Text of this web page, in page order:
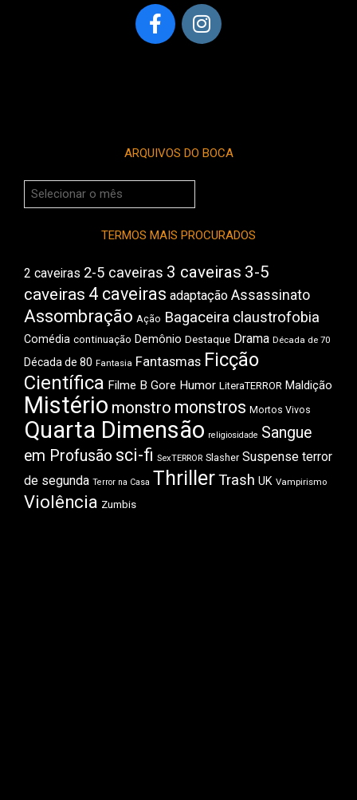
ARQUIVOS DO BOCA
Arquivos
do
TERMOS MAIS PROCURADOS
2 caveiras 2-5 caveiras 3 caveiras 3-5
caveiras 4 caveiras adaptação Assassinato
Assombração Ação Bagaceira claustrofobia
Comédia continuação Demônio Destaque Drama Década de 70
Década de 80 Fantasia Fantasmas Ficção
Científica Filme B Gore Humor LiteraTERROR Maldição
Mistério monstro monstros Mortos Vivos
Quarta Dimensão religiosidade Sangue
em Profusão sci-fi SexTERROR Slasher Suspense terror
de segunda Terror na Casa ThrillerTrash UK Vampirismo
Violência Zumbis